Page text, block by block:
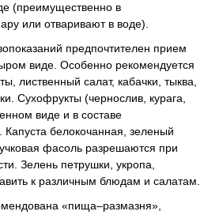
(преимущественно в
или отваривают в воде).
предпочтителен прием
виде. Особенно рекомендуется
лиственный салат, кабачки, тыква,
Сухофрукты (чернослив, курага,
виде и в составе
Капуста белокочанная, зеленый
фасоль разрешаются при
Зелень петрушки, укропа,
к различным блюдам и салатам.
«пища–размазня»,